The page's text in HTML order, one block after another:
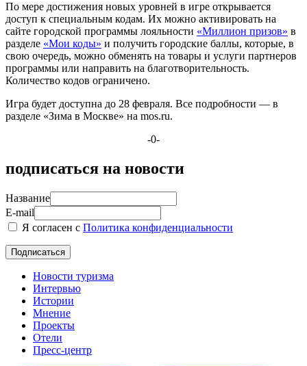
По мере достижения новых уровней в игре открывается
доступ к специальным кодам. Их можно активировать на
сайте городской программы лояльности «Миллион призов» в
разделе «Мои коды» и получить городские баллы, которые, в
свою очередь, можно обменять на товары и услуги партнеров
программы или направить на благотворительность.
Количество кодов ограничено.
Игра будет доступна до 28 февраля. Все подробности — в
разделе «Зима в Москве» на mos.ru.
-0-
подписаться на новости
Название
E-mail
Я согласен с Политика конфиденциальности
Новости туризма
Интервью
Истории
Мнение
Проекты
Отели
Пресс-центр